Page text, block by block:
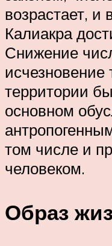
возрастает,
Калиакра
Снижение
территории
основном
том числе и
человеком.
Образ